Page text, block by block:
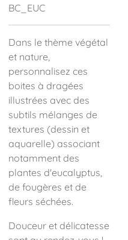
BC_EUC
Dans le thème végétal
et nature,
personnalisez ces
boites à dragées
illustrées avec des
subtils mélanges de
textures (dessin et
aquarelle) associant
notamment des
plantes d'eucalyptus,
de fougères et de
fleurs séchées.
Douceur et délicatesse